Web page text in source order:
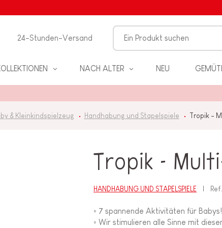
24-Stunden-Versand
NACH ALTER NEU
& Kleinkindspielzeug Handhabung und Stapelspiele Tropik -
Tropik -
HANDHABUNG UND STAPELSPIELE Ref.
◦ 7 spannende Aktivitäten für Babys!
◦ Wir stimulieren alle Sinne mit